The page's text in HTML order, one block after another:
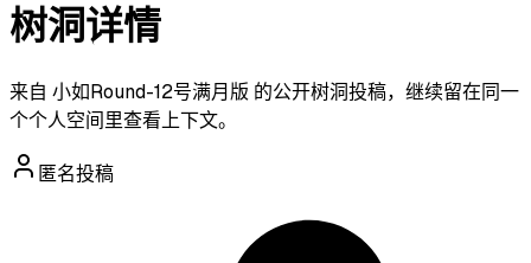
树洞详情
来自 小如Round-12号满月版 的公开树洞投稿，继续留在同一
个个人空间里查看上下文。
匿名投稿